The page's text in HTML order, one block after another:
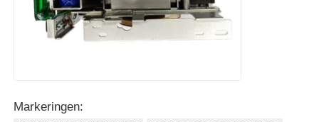
Markeringen: